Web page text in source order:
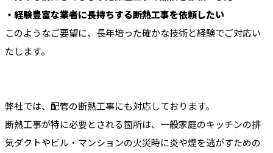
・経験豊富な業者に長持ちする断熱工事を依頼したい
このようなご要望に、長年培った確かな技術と経験でご対応い
たします。
弊社では、配管の断熱工事にも対応しております。
断熱工事が特に必要とされる箇所は、一般家庭のキッチンの排
気ダクトやビル・マンションの火災時に炎や煙を逃がすための